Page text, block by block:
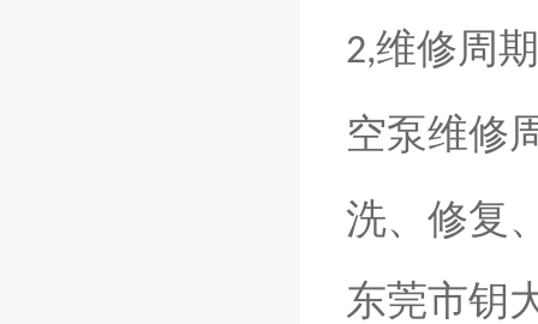
2,维修周
空泵维修
洗、修复
东莞市钥